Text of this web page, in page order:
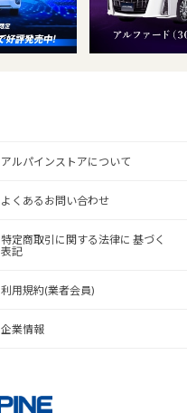
アルパインストアについて
よくあるお問い合わせ
特定商取引に関する法律に 基づく
表記
利用規約(業者会員)
企業情報